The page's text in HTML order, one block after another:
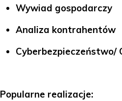
Wywiad gospodarczy
Analiza kontrahentów
Cyberbezpieczeństwo/
Popularne realizacje: